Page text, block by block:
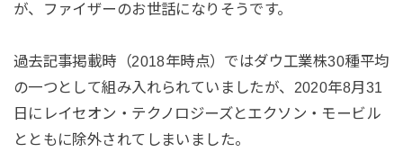
が、ファイザーのお世話になりそうです。
過去記事掲載時（2018年時点）ではダウ工業株30種平均
の一つとして組み入れられていましたが、2020年8月31
日にレイセオン・テクノロジーズとエクソン・モービル
とともに除外されてしまいました。